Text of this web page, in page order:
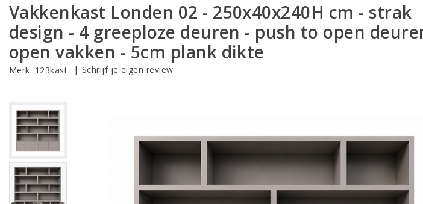
Vakkenkast Londen 02 - 250x40x240H cm - strak
design - 4 greeploze deuren - push to open
open vakken - 5cm plank dikte
Merk: 123kast | Schrijf je eigen review